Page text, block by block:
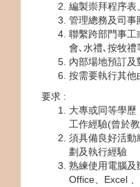
編製崇拜程序表
管理總務及司事
聯繫跨部門事工
會､水禮､按牧
內部場地預訂及
按需要執行其他
要求 :
大專或同等學
工作經驗(曾於
須具備良好活動
劃及執行經驗
熟練使用電腦及
Office、Excel